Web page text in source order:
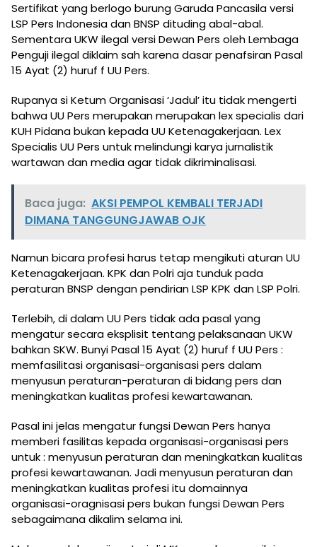
Sertifikat yang berlogo burung Garuda Pancasila versi
LSP Pers Indonesia dan BNSP dituding abal-abal.
Sementara UKW ilegal versi Dewan Pers oleh Lembaga
Penguji ilegal diklaim sah karena dasar penafsiran Pasal
15 Ayat (2) huruf f UU Pers.
Rupanya si Ketum Organisasi ‘Jadul’ itu tidak mengerti
bahwa UU Pers merupakan merupakan lex specialis dari
KUH Pidana bukan kepada UU Ketenagakerjaan. Lex
Specialis UU Pers untuk melindungi karya jurnalistik
wartawan dan media agar tidak dikriminalisasi.
Baca juga: AKSI PEMPOL KEMBALI TERJADI
DIMANA TANGGUNGJAWAB OJK
Namun bicara profesi harus tetap mengikuti aturan UU
Ketenagakerjaan. KPK dan Polri aja tunduk pada
peraturan BNSP dengan pendirian LSP KPK dan LSP Polri.
Terlebih, di dalam UU Pers tidak ada pasal yang
mengatur secara eksplisit tentang pelaksanaan UKW
bahkan SKW. Bunyi Pasal 15 Ayat (2) huruf f UU Pers :
memfasilitasi organisasi-organisasi pers dalam
menyusun peraturan-peraturan di bidang pers dan
meningkatkan kualitas profesi kewartawanan.
Pasal ini jelas mengatur fungsi Dewan Pers hanya
memberi fasilitas kepada organisasi-organisasi pers
untuk : menyusun peraturan dan meningkatkan kualitas
profesi kewartawanan. Jadi menyusun peraturan dan
meningkatkan kualitas profesi itu domainnya
organisasi-oragnisasi pers bukan fungsi Dewan Pers
sebagaimana dikalim selama ini.